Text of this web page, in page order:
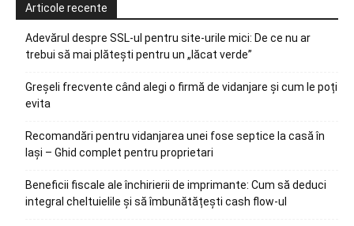
Articole recente
Adevărul despre SSL-ul pentru site-urile mici: De ce nu ar
trebui să mai plătești pentru un „lăcat verde”
Greșeli frecvente când alegi o firmă de vidanjare și cum le poți
evita
Recomandări pentru vidanjarea unei fose septice la casă în
Iași – Ghid complet pentru proprietari
Beneficii fiscale ale închirierii de imprimante: Cum să deduci
integral cheltuielile și să îmbunătățești cash flow-ul